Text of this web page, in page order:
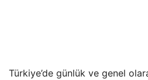
Türkiye’de günlük ve genel